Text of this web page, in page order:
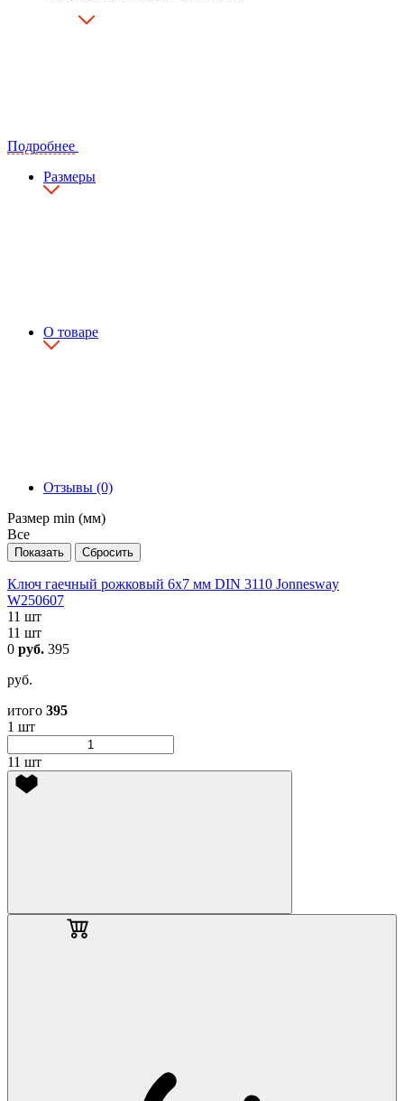
Подробнее
Размеры
О товаре
Отзывы (0)
Размер min (мм)
Все
Ключ гаечный рожковый 6х7 мм DIN 3110 Jonnesway
W250607
11 шт
11 шт
0 руб. 395
руб.
итого 395
1 шт
11 шт